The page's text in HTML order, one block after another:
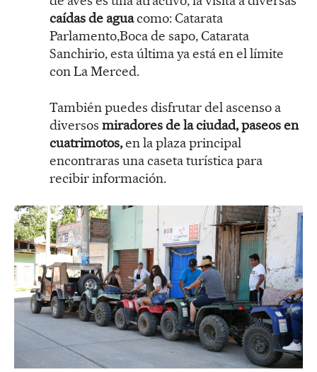
caídas de aguacomo: Catarata
Parlamento,Boca de sapo, Catarata
Sanchirio, esta última ya está en el límite
con La Merced.
También puedes disfrutar del ascenso a
diversos miradores de la ciudad, paseos en
cuatrimotos,en la plaza principal
encontraras una caseta turística para
recibir información.